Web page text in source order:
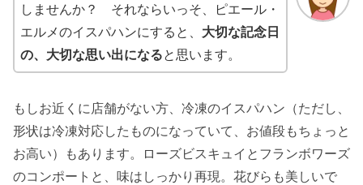
しませんか？ それならいっそ、ピエール・
エルメのイスパハンにすると、 大切な記念日
の、大切な思い出になると思います。
もしお近くに店舗がない方、冷凍のイスパハン（ただし、
形状は冷凍対応したものになっていて、お値段もちょっと
お高い）もあります。ローズビスキュイとフランボワーズ
のコンポートと、味はしっかり再現。花びらも美しいで